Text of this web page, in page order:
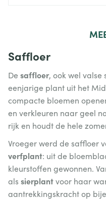
Saffloer
De saffloer, ook wel valse
eenjarige plant uit het
compacte bloemen
en verkleuren naar geel
rijk en houdt de hele
Vroeger werd de saffloer
verfplant: uit de
kleurstoffen gewonnen.
als sierplantvoor haar
aantrekkingskracht op